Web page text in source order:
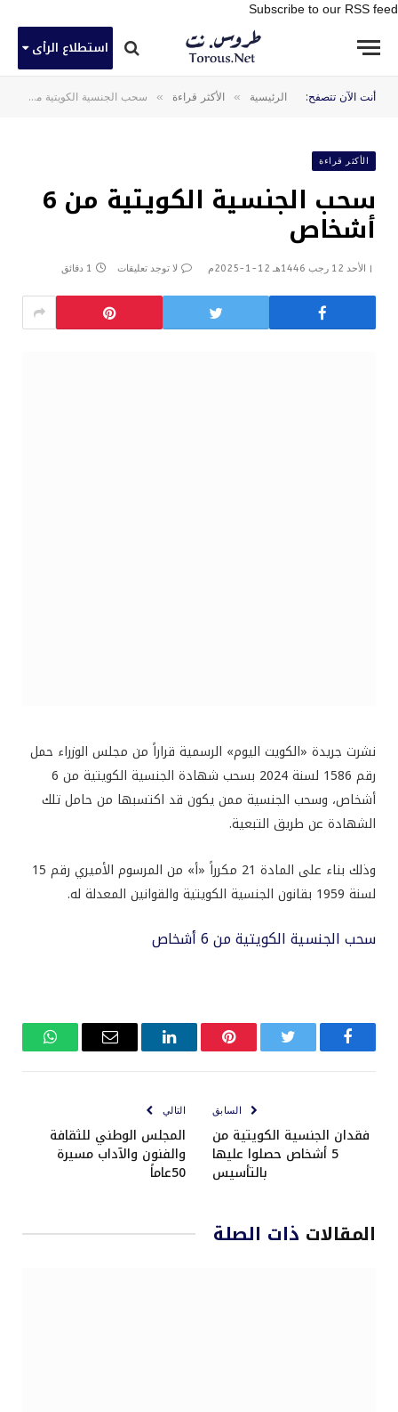
Subscribe to our RSS feed
استطلاع الرأى
أنت الآن تتصفح: الرئيسية » الأكثر قراءة » سحب الجنسية الكويتية من 6 أشخاص
الأكثر قراءة
سحب الجنسية الكويتية من 6
أشخاص
الأحد 12 رجب 1446هـ 12-1-2025م لا توجد تعليقات 1 دقائق
نشرت جريدة «الكويت اليوم» الرسمية قراراً من مجلس الوزراء حمل
رقم 1586 لسنة 2024 بسحب شهادة الجنسية الكويتية من 6
أشخاص، وسحب الجنسية ممن يكون قد اكتسبها من حامل تلك
الشهادة عن طريق التبعية.
وذلك بناء على المادة 21 مكرراً «أ» من المرسوم الأميري رقم 15
لسنة 1959 بقانون الجنسية الكويتية والقوانين المعدلة له.
سحب الجنسية الكويتية من 6 أشخاص
فيسبوك تويتر بينتيريستلينكدإن
البريد
واتساب
السابق
فقدان الجنسية الكويتية من
5 أشخاص حصلوا عليها
بالتأسيس
التالي
المجلس الوطني للثقافة
والفنون والآداب مسيرة
50عاماً
المقالات ذات الصلة